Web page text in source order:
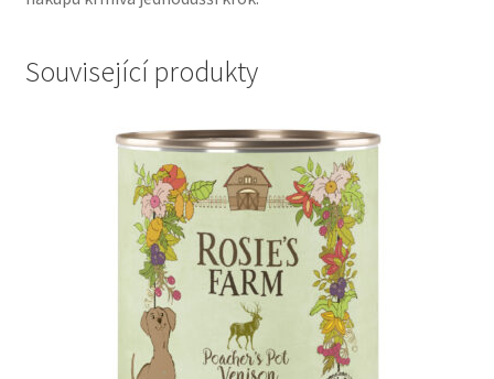
Související produkty